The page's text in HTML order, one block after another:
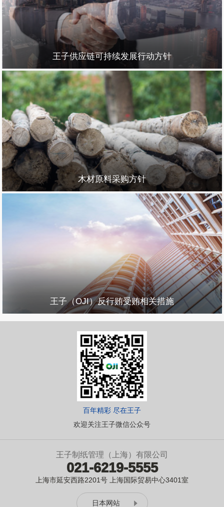
王子供应链可持续发展行动方针
木材原料采购方针
王子（OJI）反行贿受贿相关措施
百年精彩 尽在王子
欢迎关注王子微信公众号
王子制纸管理（上海）有限公司
021-6219-5555
上海市延安西路2201号 上海国际贸易中心3401室
日本网站